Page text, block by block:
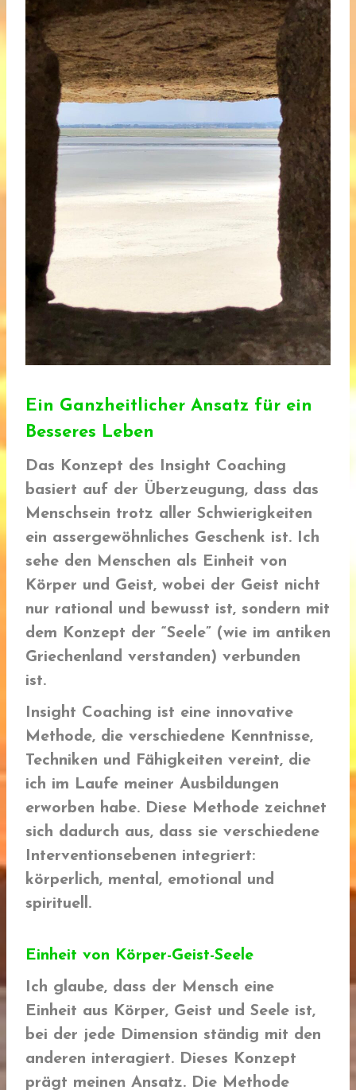
Ein Ganzheitlicher Ansatz für ein
Besseres Leben
Das Konzept des Insight Coaching
basiert auf der Überzeugung, dass das
Menschsein trotz aller Schwierigkeiten
ein assergewöhnliches Geschenk ist. Ich
sehe den Menschen als Einheit von
Körper und Geist, wobei der Geist nicht
nur rational und bewusst ist, sondern mit
dem Konzept der “Seele” (wie im antiken
Griechenland verstanden) verbunden
ist.
Insight Coaching ist eine innovative
Methode, die verschiedene Kenntnisse,
Techniken und Fähigkeiten vereint, die
ich im Laufe meiner Ausbildungen
erworben habe. Diese Methode zeichnet
sich dadurch aus, dass sie verschiedene
Interventionsebenen integriert:
körperlich, mental, emotional und
spirituell.
Einheit von Körper-Geist-Seele
Ich glaube, dass der Mensch eine
Einheit aus Körper, Geist und Seele ist,
bei der jede Dimension ständig mit den
anderen interagiert. Dieses Konzept
prägt meinen Ansatz. Die Methode